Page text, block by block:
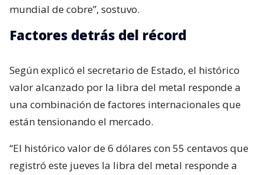
mundial de cobre”, sostuvo.
Factores detrás del récord
Según explicó el secretario de Estado, el histórico
valor alcanzado por la libra del metal responde a
una combinación de factores internacionales que
están tensionando el mercado.
“El histórico valor de 6 dólares con 55 centavos que
registró este jueves la libra del metal responde a